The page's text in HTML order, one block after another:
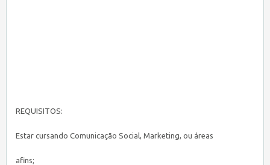
REQUISITOS:
Estar cursando Comunicação Social, Marketing, ou áreas
afins;